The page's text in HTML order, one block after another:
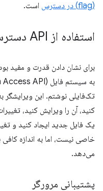
(flag) در دسترس
است.
استفاده از API دسترسی به سیستم فایل
برای نشان دادن قدرت و مفید
به سیستم فایل (File System Access API)، یک
تک‌فایلی نوشتم. این ویرایشگر
کنید، آن را ویرایش کنید،
یک فایل جدید ایجاد کنید و
خاصی نیست، اما به اندازه
می‌دهد.
پشتیبانی مرورگر